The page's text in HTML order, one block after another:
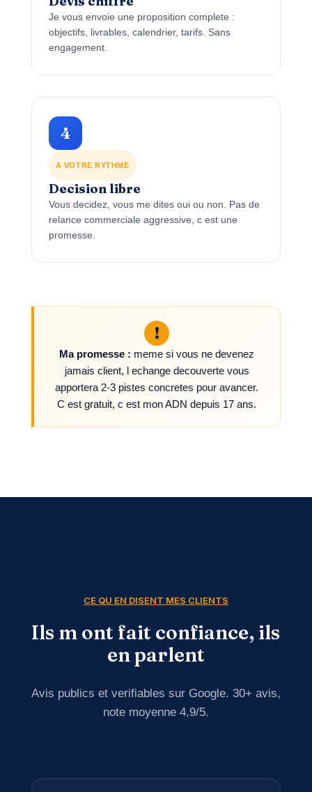
Je vous envoie une proposition complete :
objectifs, livrables, calendrier, tarifs. Sans
engagement.
4
A VOTRE RYTHME
Decision libre
Vous decidez, vous me dites oui ou non. Pas de
relance commerciale aggressive, c est une
promesse.
!
Ma promesse : meme si vous ne devenez
jamais client, l echange decouverte vous
apportera 2-3 pistes concretes pour avancer.
C est gratuit, c est mon ADN depuis 17 ans.
CE QU EN DISENT MES CLIENTS
Ils m ont fait confiance, ils
en parlent
Avis publics et verifiables sur Google. 30+ avis,
note moyenne 4,9/5.